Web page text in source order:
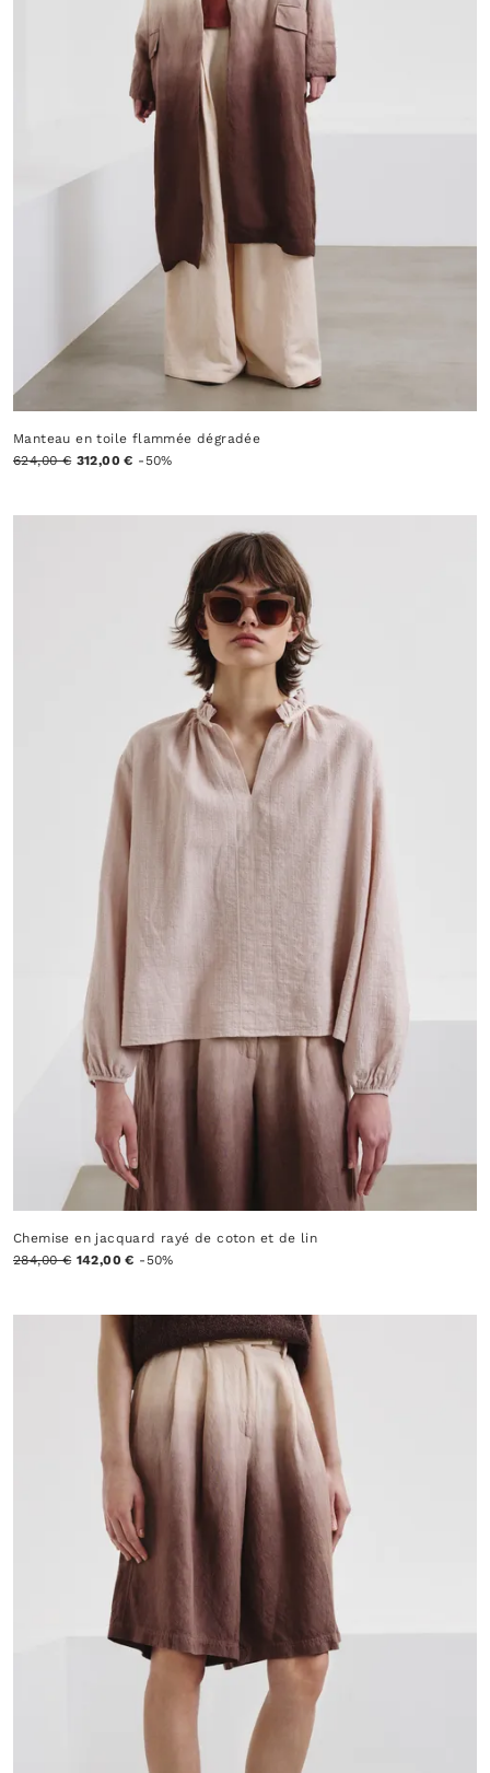
Manteau en toile flammée dégradée
624,00 € 312,00 € -50%
Chemise en jacquard rayé de coton et de lin
284,00 € 142,00 € -50%